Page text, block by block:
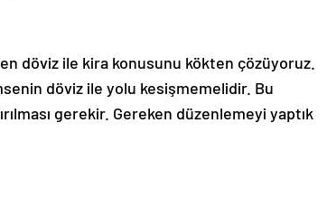
döviz ile kira konusunu kökten çözüyoruz.
döviz ile yolu kesişmemelidir. Bu
gerekir. Gereken düzenlemeyi yaptık